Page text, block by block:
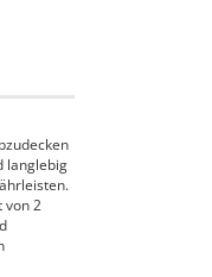
langlebig
von 2